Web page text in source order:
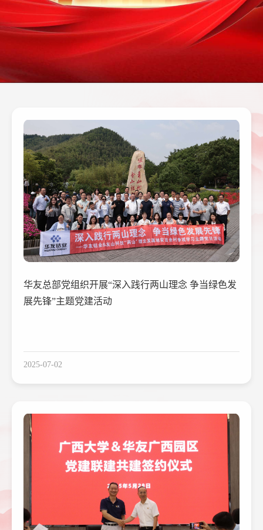
华友总部党组织开展“深入践行两山理念 争当绿色发
展先锋”主题党建活动
2025-07-02